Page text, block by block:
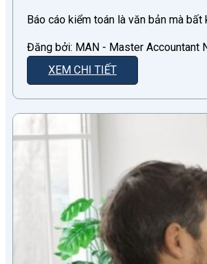
Báo cáo kiểm toán là văn bản mà
Đăng bởi: MAN - Master
XEM CHI TIẾT